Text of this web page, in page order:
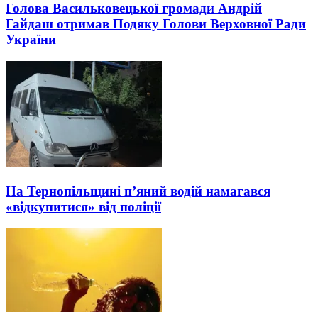
Голова Васильковецької громади Андрій
Гайдаш отримав Подяку Голови Верховної Ради
України
На Тернопільщині п’яний водій намагався
«відкупитися» від поліції